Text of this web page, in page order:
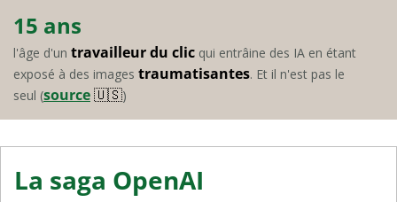
15 ans
l'âge d'un travailleur du clic qui entrâine des IA en étant
exposé à des images traumatisantes. Et il n'est pas le
seul (source🇺🇸)
La saga OpenAI